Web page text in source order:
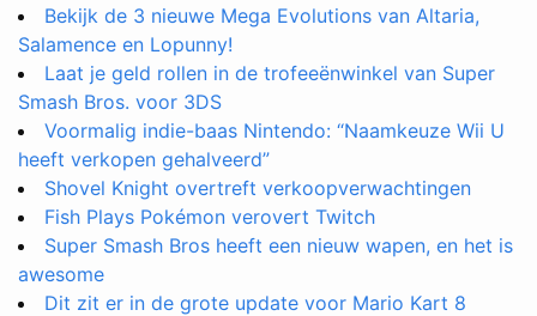
Bekijk de 3 nieuwe Mega Evolutions van Altaria,
Salamence en Lopunny!
Laat je geld rollen in de trofeeënwinkel van Super
Smash Bros. voor 3DS
Voormalig indie-baas Nintendo: “Naamkeuze Wii U
heeft verkopen gehalveerd”
Shovel Knight overtreft verkoopverwachtingen
Fish Plays Pokémon verovert Twitch
Super Smash Bros heeft een nieuw wapen, en het is
awesome
Dit zit er in de grote update voor Mario Kart 8